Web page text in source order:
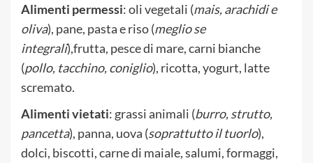
Alimenti permessi: oli vegetali (mais, arachidi e
oliva), pane, pasta e riso (meglio se
integrali),frutta, pesce di mare, carni bianche
(pollo, tacchino, coniglio), ricotta, yogurt, latte
scremato.
Alimenti vietati: grassi animali (burro, strutto,
pancetta), panna, uova (soprattutto il tuorlo),
dolci, biscotti, carne di maiale, salumi, formaggi,